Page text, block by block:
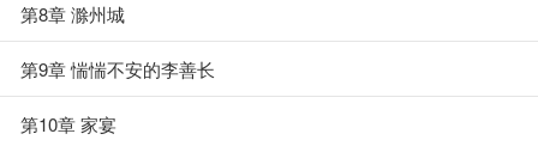
第8章 滁州城
第9章 惴惴不安的李善长
第10章 家宴